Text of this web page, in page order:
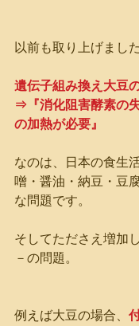
以前も取り上げました
遺伝子組み換え大豆
⇒『消化阻害酵素の
の加熱が必要』
なのは、日本の食生
噌・醤油・納豆・豆
な問題です。
そしてたださえ増加
－の問題。
例えば大豆の場合、